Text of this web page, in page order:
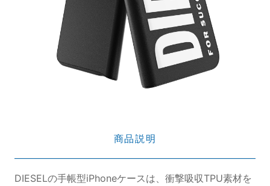
商品説明
DIESELの手帳型iPhoneケースは、衝撃吸収TPU素材を